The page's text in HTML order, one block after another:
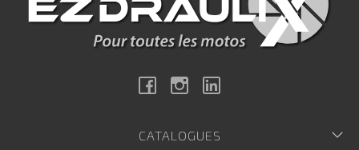
FacebookInstagram
CATALOGUES